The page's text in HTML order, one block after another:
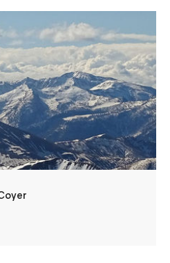
Coyer abrite une diversité
(pelouses alpines,
humides) et d’espèces
souris, Vipère d’Orsini,